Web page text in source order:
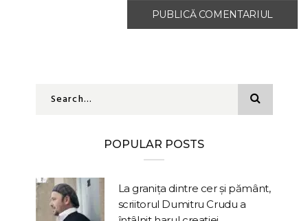
POPULAR POSTS
La granița dintre cer și pământ,
scriitorul Dumitru Crudu a